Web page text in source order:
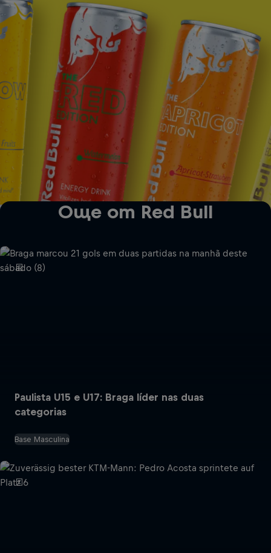
The Red Edition
The Apricot Edition
Още от Red Bull
Paulista U15 e U17: Braga líder nas duas
categorias
Base Masculina